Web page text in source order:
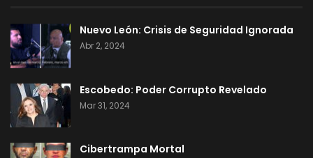
Nuevo León: Crisis de Seguridad Ignorada
Abr 2, 2024
Escobedo: Poder Corrupto Revelado
Mar 31, 2024
Cibertrampa Mortal